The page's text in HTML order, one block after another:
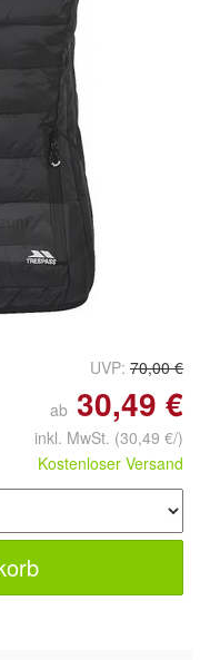
UVP: 70,00 €
ab 30,49 €
inkl. MwSt. (30,49 €/)
Kostenloser Versand